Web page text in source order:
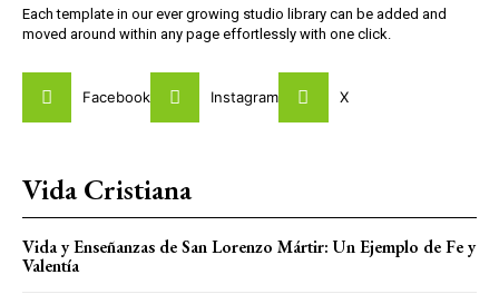
Each template in our ever growing studio library can be added and
moved around within any page effortlessly with one click.
Facebook Instagram X
Vida Cristiana
Vida y Enseñanzas de San Lorenzo Mártir: Un Ejemplo de Fe y
Valentía